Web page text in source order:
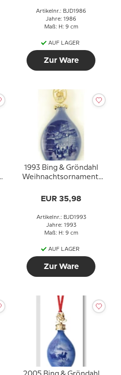
Artikelnr.: BJD1986
Jahre: 1986
Maß: H: 9 cm
AUF LAGER
Zur Ware
1993 Bing & Gröndahl
Weihnachtsornament,
EUR 35,98
Artikelnr.: BJD1993
Jahre: 1993
Maß: H: 9 cm
AUF LAGER
Zur Ware